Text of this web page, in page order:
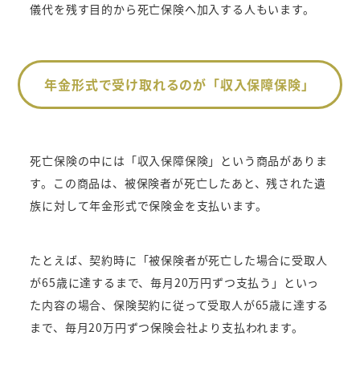
儀代を残す目的から死亡保険へ加入する人もいます。
年金形式で受け取れるのが「収入保障保険」
死亡保険の中には「収入保障保険」という商品がありま
す。この商品は、被保険者が死亡したあと、残された遺
族に対して年金形式で保険金を支払います。
たとえば、契約時に「被保険者が死亡した場合に受取人
が65歳に達するまで、毎月20万円ずつ支払う」といっ
た内容の場合、保険契約に従って受取人が65歳に達する
まで、毎月20万円ずつ保険会社より支払われます。